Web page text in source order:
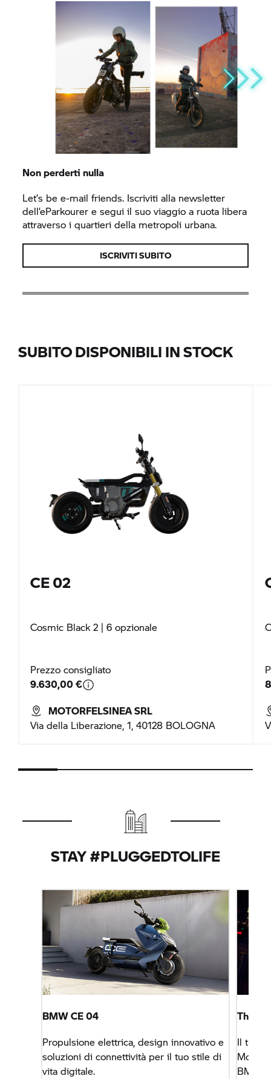
Non perderti nulla
Let’s be e-mail friends. Iscriviti alla newsletter
dell’eParkourer e segui il suo viaggio a ruota libera
attraverso i quartieri della metropoli urbana.
ISCRIVITI SUBITO
SUBITO DISPONIBILI IN STOCK
CE 02
Cosmic Black 2 | 6 opzionale
Prezzo consigliato
9.630,00 €
MOTORFELSINEA SRL
Via della Liberazione, 1, 40128 BOLOGNA
STAY #PLUGGEDTOLIFE
BMW CE 04
Propulsione elettrica, design innovativo e
soluzioni di connettività per il tuo stile di
vita digitale.
The
Il think
BMW